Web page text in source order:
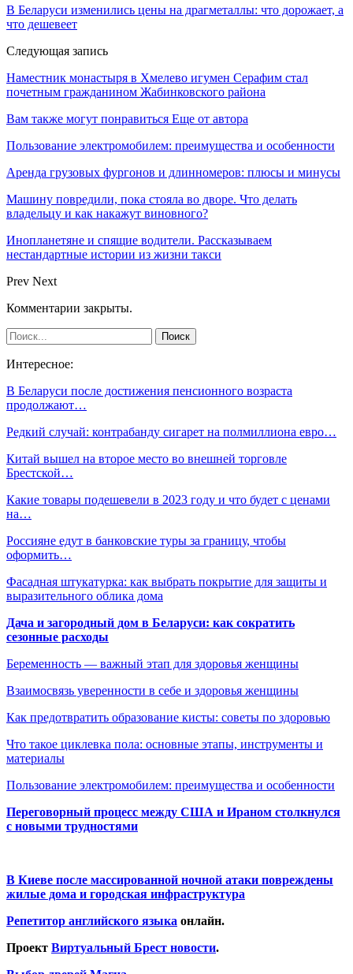
В Беларуси изменились цены на драгметаллы: что дорожает, а
что дешевеет
Следующая запись
Наместник монастыря в Хмелево игумен Серафим стал
почетным гражданином Жабинковского района
Вам также могут понравиться Еще от автора
Пользование электромобилем: преимущества и особенности
Аренда грузовых фургонов и длинномеров: плюсы и минусы
Машину повредили, пока стояла во дворе. Что делать
владельцу и как накажут виновного?
Инопланетяне и спящие водители. Рассказываем
нестандартные истории из жизни такси
Prev Next
Комментарии закрыты.
Интересное:
В Беларуси после достижения пенсионного возраста
продолжают…
Редкий случай: контрабанду сигарет на полмиллиона евро…
Китай вышел на второе место во внешней торговле
Брестской…
Какие товары подешевели в 2023 году и что будет с ценами
на…
Россияне едут в банковские туры за границу, чтобы
оформить…
Фасадная штукатурка: как выбрать покрытие для защиты и
выразительного облика дома
Дача и загородный дом в Беларуси: как сократить
сезонные расходы
Беременность — важный этап для здоровья женщины
Взаимосвязь уверенности в себе и здоровья женщины
Как предотвратить образование кисты: советы по здоровью
Что такое циклевка пола: основные этапы, инструменты и
материалы
Пользование электромобилем: преимущества и особенности
Переговорный процесс между США и Ираном столкнулся
с новыми трудностями
В Киеве после массированной ночной атаки повреждены
жилые дома и городская инфраструктура
Репетитор английского языка онлайн.
Проект Виртуальный Брест новости.